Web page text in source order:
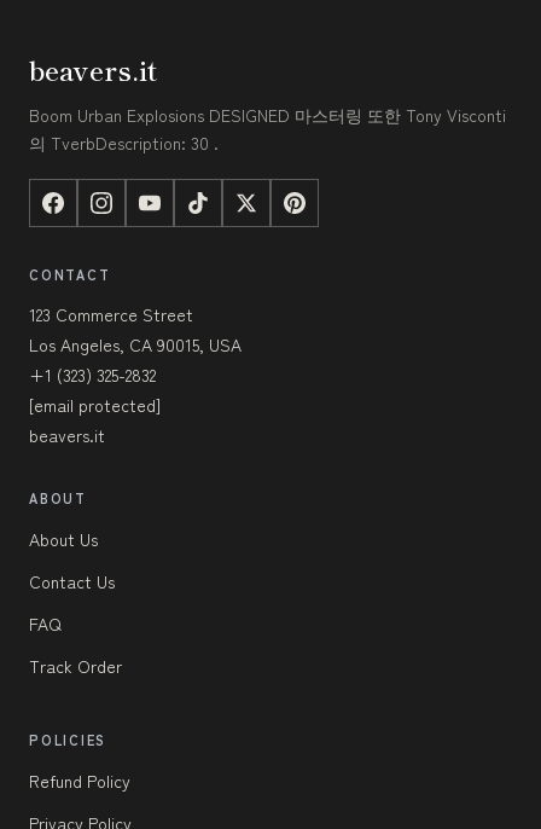
beavers.it
Boom Urban Explosions DESIGNED 마스터링 또한 Tony Visconti
의 TverbDescription: 30 .
CONTACT
123 Commerce Street
Los Angeles, CA 90015, USA
+1 (323) 325-2832
[email protected]
beavers.it
ABOUT
About Us
Contact Us
FAQ
Track Order
POLICIES
Refund Policy
Privacy Policy